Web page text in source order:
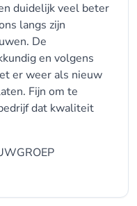
duidelijk veel beter
langs zijn
De
en volgens
er weer als nieuw
Fijn om te
dat kwaliteit